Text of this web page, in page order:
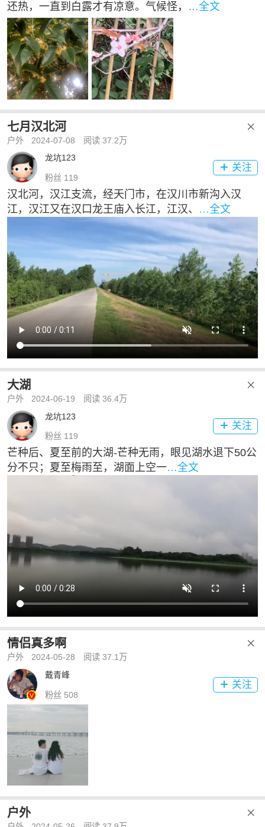
还热，一直到白露才有凉意。气候怪，
…全文
七月汉北河 
户外 2024-07-08
阅读 37.2万
龙坑123
粉丝 119
 关注
汉北河，汉江支流，经天门市，在汉川市新沟入汉
江，汉江又在汉口龙王庙入长江，江汉、
…全文
大湖 
户外 2024-06-19
阅读 36.4万
龙坑123
粉丝 119
 关注
芒种后、夏至前的大湖-芒种无雨，眼见湖水退下50公
分不只；夏至梅雨至，湖面上空一…全文
情侣真多啊 
户外 2024-05-28
阅读 37.1万
戴青峰
粉丝 508
 关注
户外 